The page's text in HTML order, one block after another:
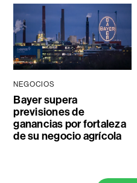
NEGOCIOS
Bayer supera
previsiones de
ganancias por fortaleza
de su negocio agrícola